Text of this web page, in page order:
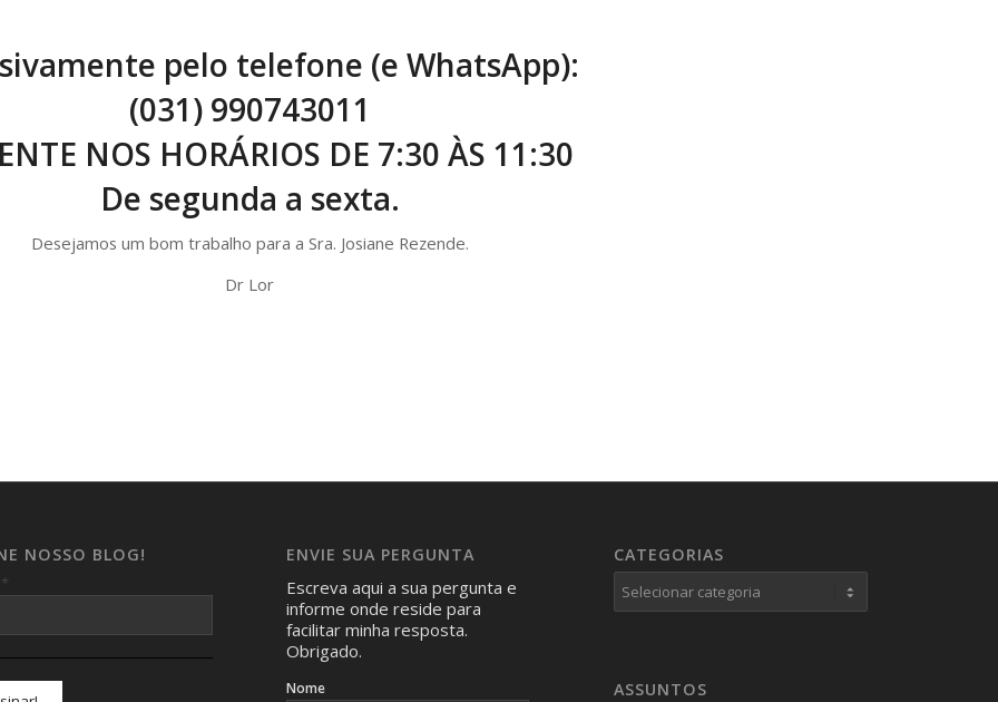
pelo telefone (e WhatsApp):
(031) 990743011
NOS HORÁRIOS DE 7:30 ÀS 11:30
De segunda a sexta.
Desejamos um bom trabalho para a Sra. Josiane Rezende.
Dr Lor
NOSSO BLOG!
*
ENVIE SUA PERGUNTA
Escreva aqui a sua pergunta e
informe onde reside para
facilitar minha resposta.
Obrigado.
Nome
CATEGORIAS
Categorias
ASSUNTOS